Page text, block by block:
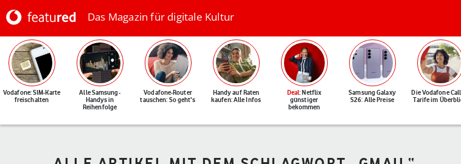
Das Magazin für digitale Kultur
Vodafone: SIM-Karte
freischalten
Alle Samsung-
Handys in
Reihenfolge
Vodafone-Router
tauschen: So geht's
Handy auf Raten
kaufen: Alle Infos
Deal: Netflix
günstiger
bekommen
Samsung Galaxy
S26: Alle Preise
Die Vodafone
Tarife im